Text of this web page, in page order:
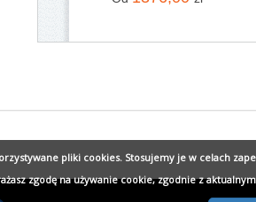
pliki cookies. Stosujemy je w celach
zgodę na używanie cookie, zgodnie z